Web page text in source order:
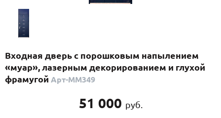
ПО НАЗНАЧЕНИЮ
ПО КОНСТРУКЦИИ
Входная дверь с порошковым напылением
«муар», лазерным декорированием и глухой
фрамугой Арт-ММ349
51 000 руб.